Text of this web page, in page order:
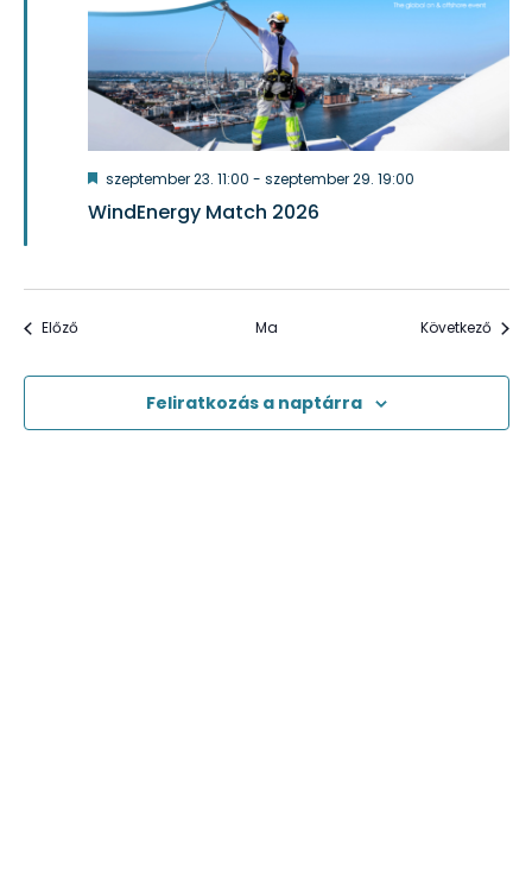
WindEnergy Match 2026
Kiemelt
szeptember 23. 11:00 - szeptember 29. 19:00
ElőzőEsemények Ma Következő
Feliratkozás a naptárra